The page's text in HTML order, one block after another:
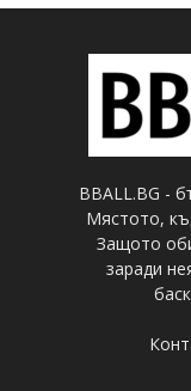
BBALL.BG -
Мястото,
Защото
заради